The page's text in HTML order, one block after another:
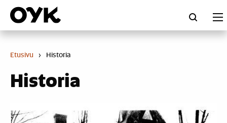
Skip
content
Etusivu › Historia
Historia